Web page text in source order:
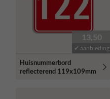
13,50
✔ aanbieding
Huisnummerbord
reflecterend 119x109mm